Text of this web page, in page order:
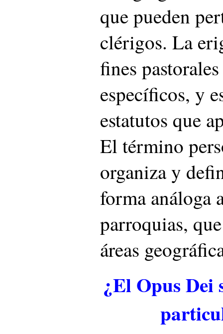
que pueden
clérigos. La
fines
específicos, y
estatutos que
El término
organiza y
forma análoga
parroquias,
áreas
¿El Opus Dei